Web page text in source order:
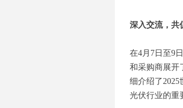
深入交流，共
在4月7日至9
和采购商展开
细介绍了
光伏行业的重